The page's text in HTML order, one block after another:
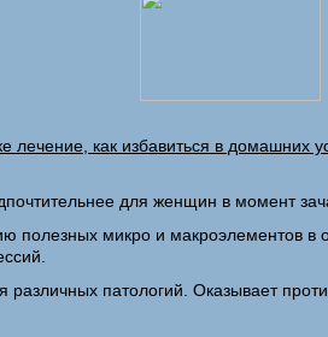
лечение, как избавиться в домашних
для женщин в момент
полезных микро и макроэлементов
патологий. Оказывает